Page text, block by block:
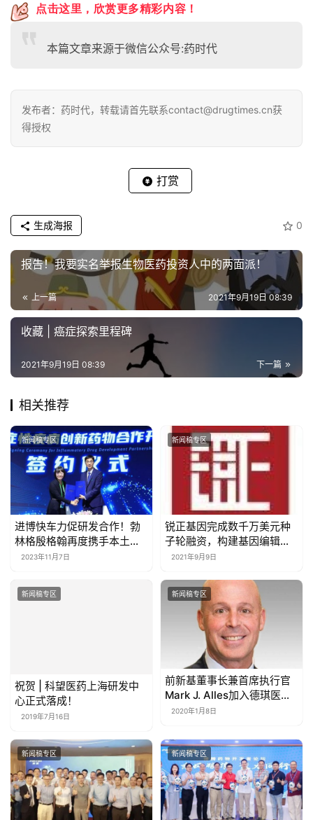
点击这里，欣赏更多精彩内容！
本篇文章来源于微信公众号:药时代
发布者：药时代，转载请首先联系contact@drugtimes.cn获
得授权
打赏
0
生成海报
报告！我要实名举报生物医药投资人中的两面派！
上一篇 2021年9月19日 08:39
收藏 | 癌症探索里程碑
下一篇
2021年9月19日 08:39
相关推荐
新闻稿专区
进博快车力促研发合作！勃
林格殷格翰再度携手本土创
新生物药企
2023年11月7日
新闻稿专区
锐正基因完成数千万美元种
子轮融资，构建基因编辑和
递送产业化平台
2021年9月9日
新闻稿专区
祝贺 | 科望医药上海研发中
心正式落成！
新闻稿专区
前新基董事长兼首席执行官
Mark J. Alles加入德琪医药
董事会
2020年1月8日
新闻稿专区 新闻稿专区